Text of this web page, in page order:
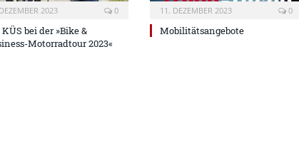
2023 0
bei der »Bike &
Motorradtour 2023«
11. DEZEMBER 2023 0
Mobilitätsangebote